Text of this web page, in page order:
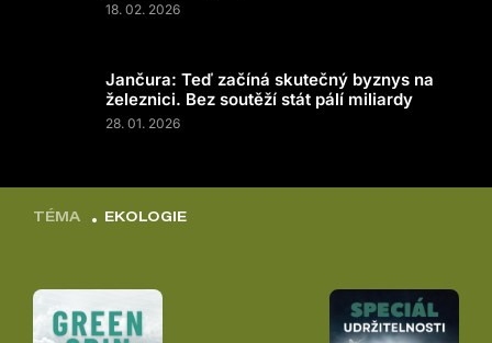
18. 02. 2026
Jančura: Teď začíná skutečný byznys na
železnici. Bez soutěží stát pálí miliardy
28. 01. 2026
TÉMA EKOLOGIE